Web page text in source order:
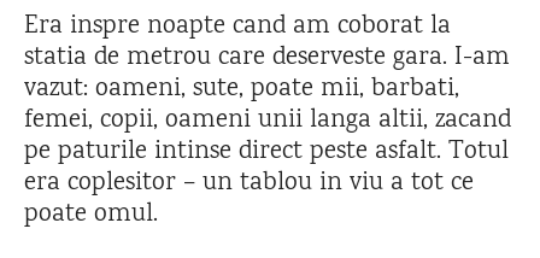
Era inspre noapte cand am coborat la
statia de metrou care deserveste gara. I-am
vazut: oameni, sute, poate mii, barbati,
femei, copii, oameni unii langa altii, zacand
pe paturile intinse direct peste asfalt. Totul
era coplesitor – un tablou in viu a tot ce
poate omul.